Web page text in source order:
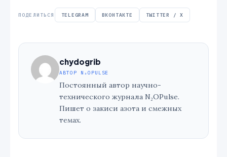
ПОДЕЛИТЬСЯ TELEGRAM ВКОНТАКТЕ TWITTER / X
chydogrib
АВТОР N₂OPULSE
Постоянный автор научно-
технического журнала N₂OPulse.
Пишет о закиси азота и смежных
темах.